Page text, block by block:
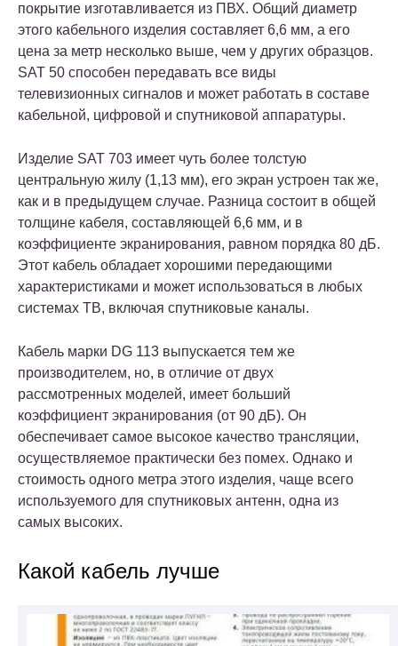
покрытие изготавливается из ПВХ. Общий диаметр
этого кабельного изделия составляет 6,6 мм, а его
цена за метр несколько выше, чем у других образцов.
SAT 50 способен передавать все виды
телевизионных сигналов и может работать в составе
кабельной, цифровой и спутниковой аппаратуры.
Изделие SAT 703 имеет чуть более толстую
центральную жилу (1,13 мм), его экран устроен так же,
как и в предыдущем случае. Разница состоит в общей
толщине кабеля, составляющей 6,6 мм, и в
коэффициенте экранирования, равном порядка 80 дБ.
Этот кабель обладает хорошими передающими
характеристиками и может использоваться в любых
системах ТВ, включая спутниковые каналы.
Кабель марки DG 113 выпускается тем же
производителем, но, в отличие от двух
рассмотренных моделей, имеет больший
коэффициент экранирования (от 90 дБ). Он
обеспечивает самое высокое качество трансляции,
осуществляемое практически без помех. Однако и
стоимость одного метра этого изделия, чаще всего
используемого для спутниковых антенн, одна из
самых высоких.
Какой кабель лучше